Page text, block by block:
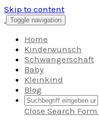
Skip to content
Toggle navigation
Home
Kinderwunsch
Schwangerschaft
Baby
Kleinkind
Blog
Close Search Form